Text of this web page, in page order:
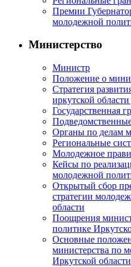
Премии
молодежной
Министерство
Министр
Положение о
Стратегия
иркутской
Государственная
Органы по делам
Региональные
Молодежное
Кейсы по
молодежной
Открытый сбор
стратегии
области
Поощрения
политике
Основные
министерства по
Иркутской области